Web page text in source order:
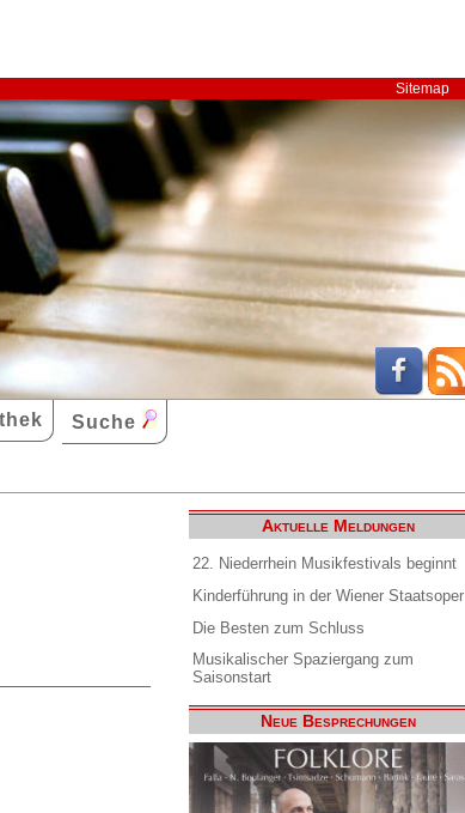
Sitemap
Suche
Aktuelle Meldungen
22. Niederrhein Musikfestivals beginnt
Kinderführung in der Wiener Staatsoper
Die Besten zum Schluss
Musikalischer Spaziergang zum
Saisonstart
Neue Besprechungen